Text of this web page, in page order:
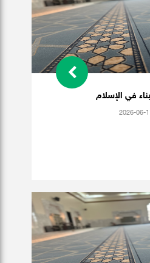
في الإسلام
2026-06-